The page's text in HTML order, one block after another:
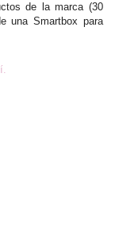
de la marca (30
una Smartbox para